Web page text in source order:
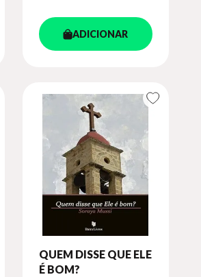
ADICIONAR
QUEM DISSE QUE ELE
É BOM?